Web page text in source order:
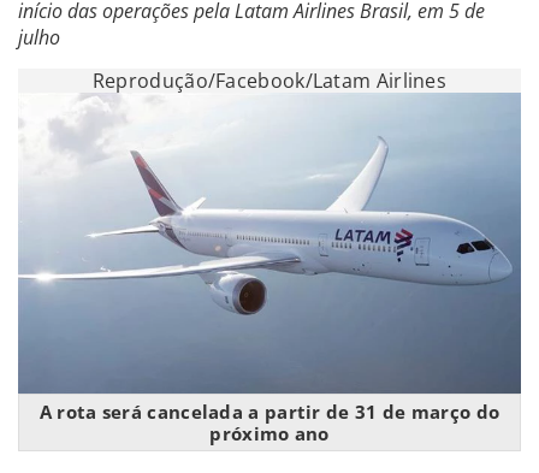
início das operações pela Latam Airlines Brasil, em 5 de
julho
Reprodução/Facebook/Latam Airlines
A rota será cancelada a partir de 31 de março do
próximo ano